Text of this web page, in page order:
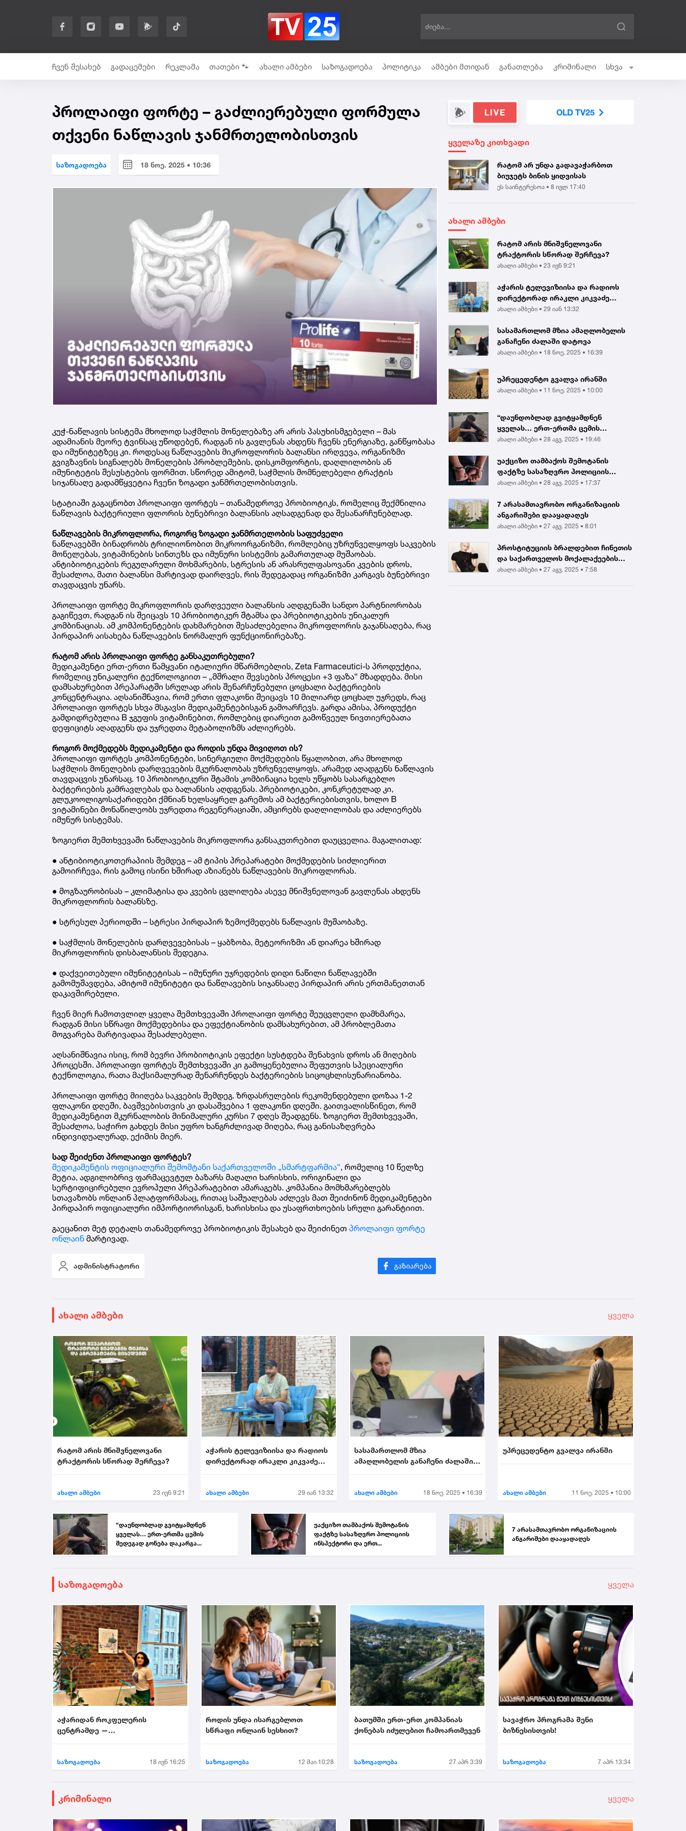
ჩვენ შესახებ გადაცემები რეკლამა თათები 🐾 ახალი ამბები საზოგადოება პოლიტიკა ამბები მთიდან განათლება კრიმინალი სხვა
პროლაიფი ფორტე – გაძლიერებული ფორმულა
თქვენი ნაწლავის ჯანმრთელობისთვის
საზოგადოება 18 ნოე. 2025 • 10:36
კუჭ-ნაწლავის სისტემა მხოლოდ საჭმლის მონელებაზე არ არის პასუხისმგებელი – მას
ადამიანის მეორე ტვინსაც უწოდებენ, რადგან ის გავლენას ახდენს ჩვენს ენერგიაზე, განწყობასა
და იმუნიტეტზეც კი. როდესაც ნაწლავების მიკროფლორის ბალანსი ირღვევა, ორგანიზმი
გვიგზავნის სიგნალებს მონელების პრობლემების, დისკომფორტის, დაღლილობის ან
იმუნიტეტის შესუსტების ფორმით. სწორედ ამიტომ, საჭმლის მომნელებელი ტრაქტის
სიჯანსაღე გადამწყვეტია ჩვენი ზოგადი ჯანმრთელობისთვის.
სტატიაში გაგაცნობთ პროლაიფი ფორტეს – თანამედროვე პრობიოტიკს, რომელიც შექმნილია
ნაწლავის ბაქტერიული ფლორის ბუნებრივი ბალანსის აღსადგენად და შესანარჩუნებლად.
ნაწლავების მიკროფლორა, როგორც ზოგადი ჯანმრთელობის საფუძველი
ნაწლავებში ბინადრობს ტრილიონობით მიკროორგანიზმი, რომლებიც უზრუნველყოფს საკვების
მონელებას, ვიტამინების სინთეზს და იმუნური სისტემის გამართულად მუშაობას.
ანტიბიოტიკების რეგულარული მოხმარების, სტრესის ან არასრულფასოვანი კვების დროს,
შესაძლოა, მათი ბალანსი მარტივად დაირღვეს, რის შედეგადაც ორგანიზმი კარგავს ბუნებრივი
თავდაცვის უნარს.
პროლაიფი ფორტე მიკროფლორის დარღვეული ბალანსის აღდგენაში სანდო პარტნიორობას
გაგიწევთ, რადგან ის შეიცავს 10 პრობიოტიკურ შტამსა და პრებიოტიკების უნიკალურ
კომბინაციას. ამ კომპონენტების დახმარებით შესაძლებელია მიკროფლორის გაჯანსაღება, რაც
პირდაპირ აისახება ნაწლავების ნორმალურ ფუნქციონირებაზე.
რატომ არის პროლაიფი ფორტე განსაკუთრებული?
მედიკამენტი ერთ-ერთი წამყვანი იტალიური მწარმოებლის, Zeta Farmaceutici-ს პროდუქტია,
რომელიც უნიკალური ტექნოლოგიით – „მშრალი შევსების პროცესი +3 ფაზა“ მზადდება. მისი
დამსახურებით პრეპარატში სრულად არის შენარჩუნებული ცოცხალი ბაქტერიების
კონცენტრაცია. აღსანიშნავია, რომ ერთი ფლაკონი შეიცავს 10 მილიარდ ცოცხალ უჯრედს, რაც
პროლაიფი ფორტეს სხვა მსგავსი მედიკამენტებისგან გამოარჩევს. გარდა ამისა, პროდუქტი
გამდიდრებულია B ჯგუფის ვიტამინებით, რომლებიც დიარეით გამოწვეულ ნივთიერებათა
დეფიციტს აღადგენს და უჯრედთა მეტაბოლიზმს აძლიერებს.
როგორ მოქმედებს მედიკამენტი და როდის უნდა მივიღოთ ის?
პროლაიფი ფორტეს კომპონენტები, სინერგიული მოქმედების წყალობით, არა მხოლოდ
საჭმლის მონელების დარღვევების მკურნალობას უზრუნველყოფს, არამედ აღადგენს ნაწლავის
თავდაცვის უნარსაც. 10 პრობიოტიკური შტამის კომბინაცია ხელს უწყობს სასარგებლო
ბაქტერიების გამრავლებას და ბალანსის აღდგენას. პრებიოტიკები, კონკრეტულად კი,
გლუკოოლიგოსაქარიდები ქმნიან ხელსაყრელ გარემოს ამ ბაქტერიებისთვის, ხოლო B
ვიტამინები მონაწილეობს უჯრედთა რეგენერაციაში, ამცირებს დაღლილობას და აძლიერებს
იმუნურ სისტემას.
ზოგიერთ შემთხვევაში ნაწლავების მიკროფლორა განსაკუთრებით დაუცველია. მაგალითად:
● ანტიბიოტიკოთერაპიის შემდეგ – ამ ტიპის პრეპარატები მოქმედების სიძლიერით
გამოირჩევა, რის გამოც ისინი ხშირად აზიანებს ნაწლავების მიკროფლორას.
● მოგზაურობისას – კლიმატისა და კვების ცვლილება ასევე მნიშვნელოვან გავლენას ახდენს
მიკროფლორის ბალანსზე.
● სტრესულ პერიოდში – სტრესი პირდაპირ ზემოქმედებს ნაწლავის მუშაობაზე.
● საჭმლის მონელების დარღვევებისას – ყაბზობა, მეტეორიზმი ან დიარეა ხშირად
მიკროფლორის დისბალანსის შედეგია.
● დაქვეითებული იმუნიტეტისას – იმუნური უჯრედების დიდი ნაწილი ნაწლავებში
გამომუშავდება, ამიტომ იმუნიტეტი და ნაწლავების სიჯანსაღე პირდაპირ არის ერთმანეთთან
დაკავშირებული.
ჩვენ მიერ ჩამოთვლილ ყველა შემთხვევაში პროლაიფი ფორტე შეუცვლელი დამხმარეა,
რადგან მისი სწრაფი მოქმედებისა და ეფექტიანობის დამსახურებით, ამ პრობლემათა
მოგვარება მარტივადაა შესაძლებელი.
აღსანიშნავია ისიც, რომ ბევრი პრობიოტიკის ეფექტი სუსტდება შენახვის დროს ან მიღების
პროცესში. პროლაიფი ფორტეს შემთხვევაში კი გამოყენებულია შეფუთვის სპეციალური
ტექნოლოგია, რათა მაქსიმალურად შენარჩუნდეს ბაქტერიების სიცოცხლისუნარიანობა.
პროლაიფი ფორტე მიიღება საკვების შემდეგ. ზრდასრულების რეკომენდებული დოზაა 1-2
ფლაკონი დღეში, ბავშვებისთვის კი დასაშვებია 1 ფლაკონი დღეში. გაითვალისწინეთ, რომ
მედიკამენტით მკურნალობის მინიმალური კურსი 7 დღეს შეადგენს. ზოგიერთ შემთხვევაში,
შესაძლოა, საჭირო გახდეს მისი უფრო ხანგრძლივად მიღება, რაც განისაზღვრება
ინდივიდუალურად, ექიმის მიერ.
სად შეიძენთ პროლაიფი ფორტეს?
მედიკამენტის ოფიციალური შემომტანი საქართველოში „სმარტფარმია“, რომელიც 10 წელზე
მეტია, ადგილობრივ ფარმაცევტულ ბაზარს მაღალი ხარისხის, ორიგინალი და
სერტიფიცირებული ევროპული პრეპარატებით ამარაგებს. კომპანია მომხმარებლებს
სთავაზობს ონლაინ პლატფორმასაც, რითაც საშუალებას აძლევს მათ შეიძინონ მედიკამენტები
პირდაპირ ოფიციალური იმპორტიორისგან, ხარისხისა და უსაფრთხოების სრული გარანტიით.
გაეცანით მეტ დეტალს თანამედროვე პრობიოტიკის შესახებ და შეიძინეთ პროლაიფი ფორტე
ონლაინ მარტივად.
ადმინისტრატორი
LIVE OLD TV25
ყველაზე კითხვადი
რატომ არ უნდა გადავაჭარბოთ
ბიუჯეტს ბინის ყიდვისას
ეს საინტერესოა • 8 ივლ 17:40
ახალი ამბები
რატომ არის მნიშვნელოვანი
ტრაქტორის სწორად შერჩევა?
ახალი ამბები • 23 ივნ 9:21
აჭარის ტელევიზიისა და რადიოს
დირექტორად ირაკლი კიკვაძე
აირჩიეს
ახალი ამბები • 29 იან 13:32
სასამართლომ მზია ამაღლობელის
განაჩენი ძალაში დატოვა
ახალი ამბები • 18 ნოე. 2025 • 16:39
უპრეცედენტო გვალვა ირანში
ახალი ამბები • 11 ნოე. 2025 • 10:00
“დაუნდობლად გვიტყამდნენ
ყველას… ერთ-ერთმა ცემის
შედეგად გონება დაკარგა...
ახალი ამბები • 28 აგვ. 2025 • 19:46
უაქციზო თამბაქოს შემოტანის
ფაქტზე სასაზღვრო პოლიციის
ინსპექტორი და ერთ...
ახალი ამბები • 28 აგვ. 2025 • 17:37
7 არასამთავრობო ორგანიზაციის
ანგარიშები დააყადაღეს
ახალი ამბები • 27 აგვ. 2025 • 8:01
პროსტიტუციის ბრალდებით ჩინეთის
და საქართველოს მოქალაქეების
დააკავეს |...
ახალი ამბები • 27 აგვ. 2025 • 7:58
ახალი ამბები ყველა
რატომ არის მნიშვნელოვანი
ტრაქტორის სწორად შერჩევა?
ახალი ამბები 23 ივნ 9:21
აჭარის ტელევიზიისა და რადიოს
დირექტორად ირაკლი კიკვაძე
ახალი ამბები 29 იან 13:32
სასამართლომ მზია
ამაღლობელის განაჩენი ძალაში
ახალი ამბები 18 ნოე. 2025 • 16:39
უპრეცედენტო გვალვა ირანში
ახალი ამბები 11 ნოე. 2025 • 10:00
“დაუნდობლად გვიტყამდნენ
ყველას… ერთ-ერთმა ცემის
შედეგად გონება დაკარგა...
უაქციზო თამბაქოს შემოტანის
ფაქტზე სასაზღვრო პოლიციის
ინსპექტორი და ერთ...
7 არასამთავრობო ორგანიზაციის
ანგარიშები დააყადაღეს
საზოგადოება ყველა
აჭარიდან როკფელერის
ცენტრამდე —
საზოგადოება 18 ივნ 16:25
როდის უნდა ისარგებლოთ
სწრაფი ონლაინ სესხით?
საზოგადოება 12 მაი 10:28
ბათუმში ერთ-ერთ კომპანიას
ქონებას იძულებით ჩამოართმევენ
საზოგადოება 27 აპრ 3:39
სავაჭრო პროგრამა შენი
ბიზნესისთვის!
საზოგადოება 7 აპრ 13:34
კრიმინალი ყველა